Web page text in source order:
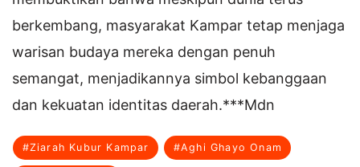
berkembang, masyarakat Kampar tetap menjaga
warisan budaya mereka dengan penuh
semangat, menjadikannya simbol kebanggaan
dan kekuatan identitas daerah.***Mdn
#Ziarah Kubur Kampar #Aghi Ghayo Onam